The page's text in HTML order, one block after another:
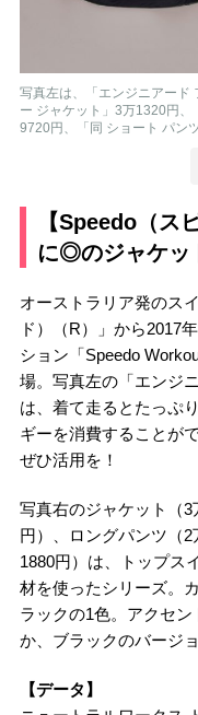
写真左は、「エンジニアード
ー ジャケット」3万1320円、
9720円、「同 ショート パン
【Speedo（ス
に◎のジャケッ
オーストラリア発のス
ド）（R）」から2017
ション「Speedo
場。写真左の「エンジ
は、着て走るとたっぷ
ギーを消費することが
ぜひ活用を！
写真右のジャケット（
円）、ロングパンツ（
1880円）は、トップス
材を使ったシリーズ。
ラックの1色。アクセ
か、ブラックのバージ
【データ】